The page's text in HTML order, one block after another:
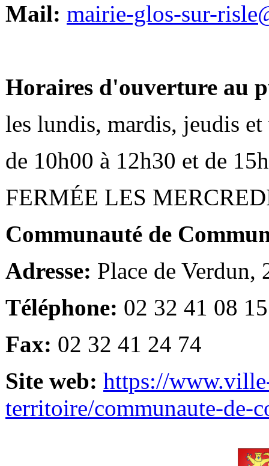
Mail: mairie-glos-sur-
Horaires d'ouverture au
les lundis, mardis, jeudis et
de 10h00 à 12h30 et de
FERMÉE LES
Communauté de
Adresse: Place de Verdun,
Téléphone: 02 32 41 08 15
Fax: 02 32 41 24 74
Site web: https://
territoire/communaute-de-